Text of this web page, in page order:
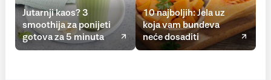
Jutarnji kaos? 3
smoothija za ponijeti
gotova za 5 minuta
10 najboljih: Jela uz
koja vam bundeva
neće dosaditi